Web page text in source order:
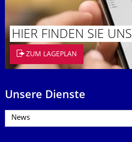
HIER FINDEN SIE UNS
ZUM LAGEPLAN
Unsere Dienste